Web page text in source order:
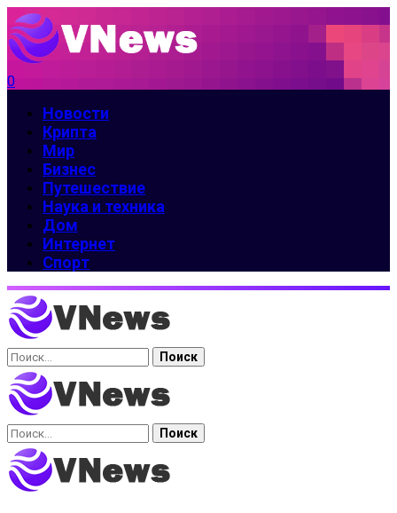
0
Новости
Крипта
Мир
Бизнес
Путешествие
Наука и техника
Дом
Интернет
Спорт
Найти:
Найти: